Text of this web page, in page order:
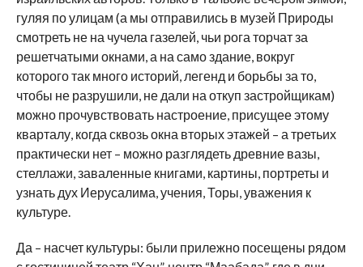
гуляя по улицам (а мы отправились в музей Природы
смотреть не на чучела газелей, чьи рога торчат за
решетчатыми окнами, а на само здание, вокруг
которого так много историй, легенд и борьбы за то,
чтобы не разрушили, не дали на откуп застройщикам)
можно прочувствовать настроение, присущее этому
кварталу, когда сквозь окна вторых этажей – а третьих
практически нет – можно разглядеть древние вазы,
стеллажи, заваленные книгами, картины, портреты и
узнать дух Иерусалима, учения, Торы, уважения к
культуре.
Да – насчет культуры: были прилежно посещены рядом